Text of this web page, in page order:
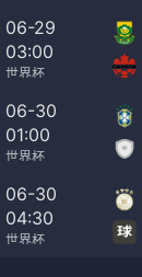
06-29
03:00
世界杯
06-30
01:00
世界杯
06-30
04:30
世界杯